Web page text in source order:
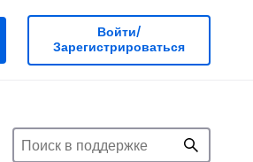
Войти/
Зарегистрироваться